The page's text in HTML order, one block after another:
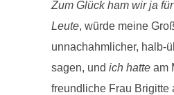
Zum Glück ham wir ja
Leute, würde meine
unnachahmlicher, halb-
sagen, und ich hatte am
freundliche Frau Brigitte